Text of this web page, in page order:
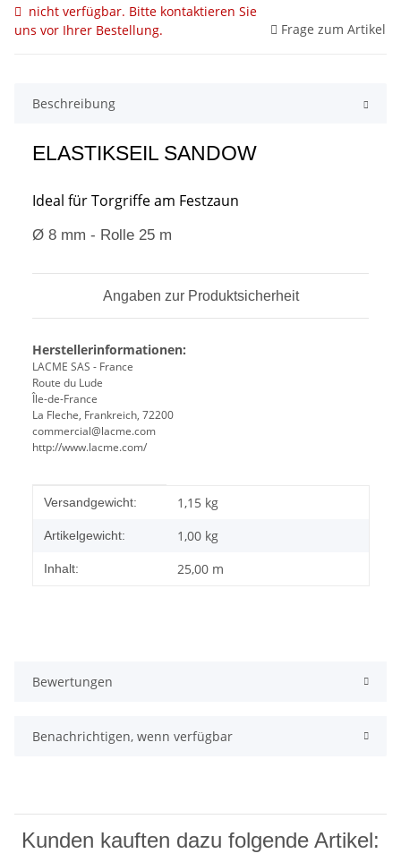
nicht verfügbar. Bitte kontaktieren Sie
uns vor Ihrer Bestellung.
Frage zum Artikel
Beschreibung
ELASTIKSEIL SANDOW
Ideal für Torgriffe am Festzaun
Ø 8 mm - Rolle 25 m
Angaben zur Produktsicherheit
Herstellerinformationen:
LACME SAS - France
Route du Lude
Île-de-France
La Fleche, Frankreich, 72200
commercial@lacme.com
http://www.lacme.com/
Produkteigenschaft
Wert
Versandgewicht: 1,15 kg
Artikelgewicht: 1,00 kg
Inhalt: 25,00 m
Bewertungen
Benachrichtigen, wenn verfügbar
Kunden kauften dazu folgende Artikel: